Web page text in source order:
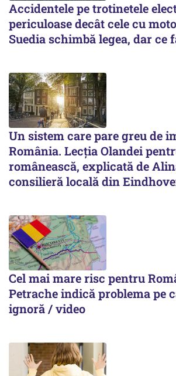
Accidentele pe trotinetele
periculoase decât cele cu
Suedia schimbă legea, dar ce
Un sistem care pare greu de
România. Lecția Olandei
românească, explicată de
consilieră locală din
Cel mai mare risc pentru
Petrache indică problema pe
ignoră / video